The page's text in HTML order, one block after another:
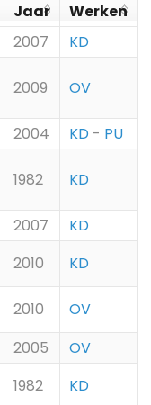
Jaar
Werken
2007 KD
2009 OV
2004 KD - PU
1982 KD
2007
KD
2010
KD
2010
OV
2005
OV
1982
KD